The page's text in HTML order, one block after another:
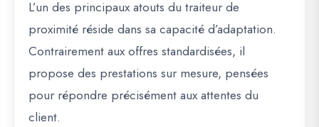
L’un des principaux atouts du traiteur de
proximité réside dans sa capacité d’adaptation.
Contrairement aux offres standardisées, il
propose des prestations sur mesure, pensées
pour répondre précisément aux attentes du
client.